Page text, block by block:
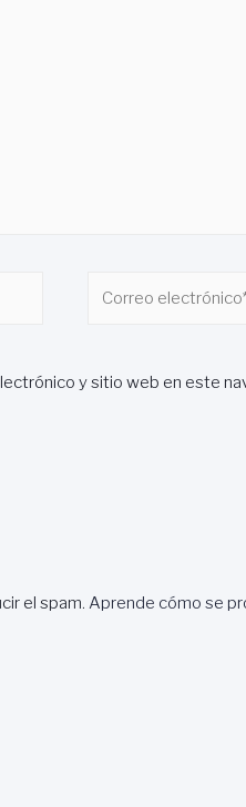
y sitio web en este
el spam. Aprende cómo se